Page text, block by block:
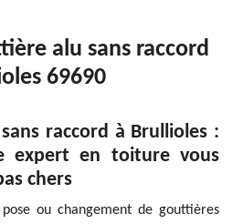
alu sans raccord
69690
raccord à Brullioles :
expert en toiture vous
chers
ou changement de gouttières